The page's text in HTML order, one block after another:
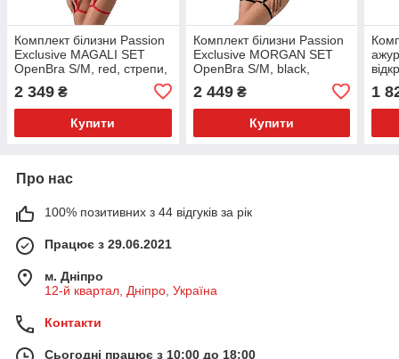
Комплект білизни Passion
Exclusive MAGALI SET
OpenBra S/M, red, стрепи,
2 349 ₴
Купити
Комплект білизни Passion
Exclusive MORGAN SET
OpenBra S/M, black,
стрепи, трусики, ліф, пояс
2 449₴
Купити
1
Про нас
100% позитивних з 44 відгуків за рік
Працює з 29.06.2021
м. Дніпро
12-й квартал, Дніпро, Україна
Контакти
Сьогодні працює з 10:00 до 18:00